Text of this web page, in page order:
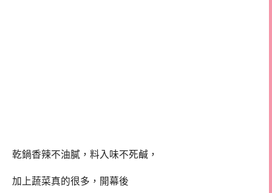
乾鍋香辣不油膩，料入味不死鹹，
加上蔬菜真的很多，開幕後